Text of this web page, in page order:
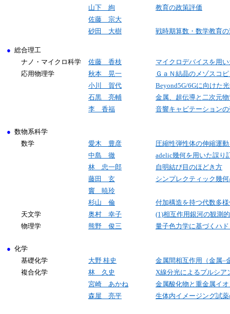
山下 絢
教育の政策評価
佐藤 宗大
砂田 大樹
戦時期算数・数学教育
● 総合理工
ナノ・マイクロ科学
佐藤 香枝
マイクロデバイスを用
応用物理学
秋本 晃一
ＧａＮ結晶のメゾスコ
小川 賀代
Beyond5G/6Gに向けた
石黒 亮輔
金属、超伝導と二次元
李 香福
音響キャビテーション
● 数物系科学
数学
愛木 豊彦
圧縮性弾性体の伸縮運
中島 徹
adelic幾何を用いた誤り
林 忠一郎
自明結び目のほどき方
藤田 玄
シンプレクティック幾何
竇 暁玲
杉山 倫
付加構造を持つ代数多
天文学
奥村 幸子
(1)相互作用銀河の観測
物理学
熊野 俊三 量子色力学に基づくハ
● 化学
基礎化学
大野 桂史
金属間相互作用（金属–
複合化学
林 久史 X線分光によるプルシア
宮崎 あかね
金属酸化物と重金属イ
森屋 亮平
生体内イメージング試